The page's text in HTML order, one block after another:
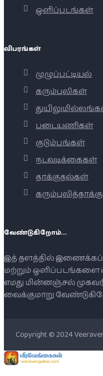
ஒளிப்படங்கள்
விபரங்கள்
முழுப்பட்டியல்
கரும்புலிகள்
படையணிகள்
குடும்பங்கள்
நடவடிக்கைகள்
தாக்குதல்கள்
வேண்டுகிறோம்...
இத் தளத்தில்
மற்றும் ஒளிப்படங்களை
எமது மின்னஞ்சல்
வைக்குமாறு
Copyright © 2024